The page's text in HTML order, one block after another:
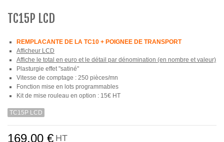
TC15P LCD
REMPLACANTE DE LA TC10 + POIGNEE DE TRANSPORT
Afficheur LCD
Affiche le total en euro et le détail par dénomination (en nombre et valeur)
Plasturgie effet "satiné"
Vitesse de comptage : 250 pièces/mn
Fonction mise en lots programmables
Kit de mise rouleau en option : 15€ HT
TC15P LCD
169,00 € HT